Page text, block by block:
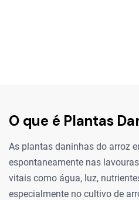
O que é Plantas
As plantas daninhas do arroz
espontaneamente nas
vitais como água, luz,
especialmente no cultivo de